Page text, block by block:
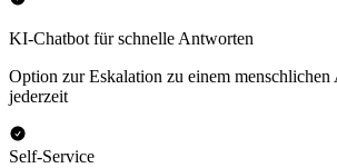
KI-Chatbot für schnelle Antworten
Option zur Eskalation zu einem menschlichen
jederzeit
Self-Service